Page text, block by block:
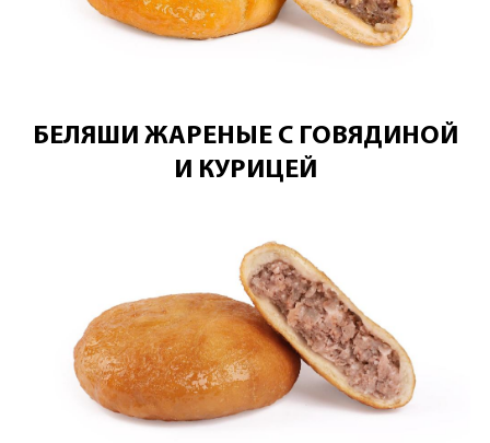
БЕЛЯШИ ЖАРЕНЫЕ С ГОВЯДИНОЙ
И КУРИЦЕЙ